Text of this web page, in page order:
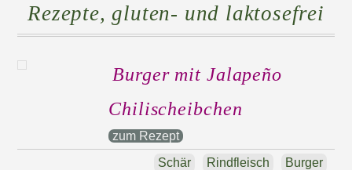
Rezepte, gluten- und laktosefrei
Burger mit Jalapeño
Chilischeibchen
zum Rezept
Burger
Rindfleisch
Schär